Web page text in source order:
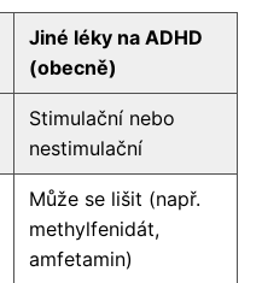
Jiné léky na ADHD
(obecně)
Stimulační nebo
nestimulační
Může se lišit (např.
methylfenidát,
amfetamin)